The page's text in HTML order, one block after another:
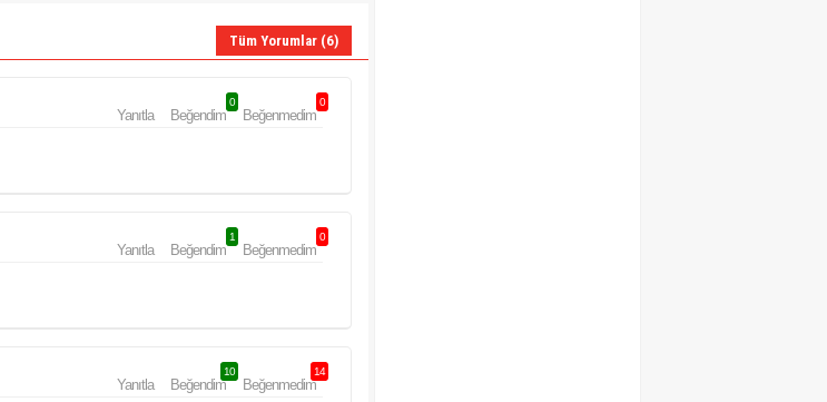
Tüm Yorumlar (6)
Yanıtla Beğendim
0
Beğenmedim
0
Yanıtla Beğendim
1
Beğenmedim
0
Yanıtla Beğendim
10
Beğenmedim
14